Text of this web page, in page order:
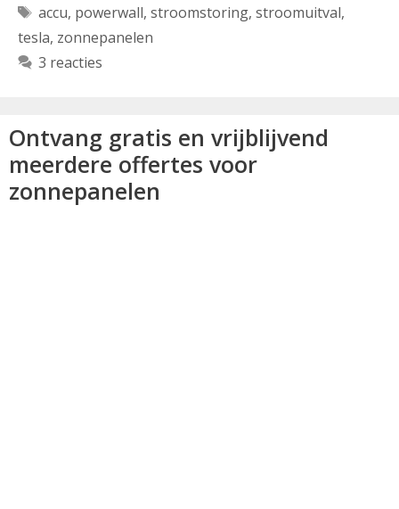
Tags
accu, powerwall, stroomstoring, stroomuitval,
tesla, zonnepanelen
3 reacties
Ontvang gratis en vrijblijvend
meerdere offertes voor
zonnepanelen